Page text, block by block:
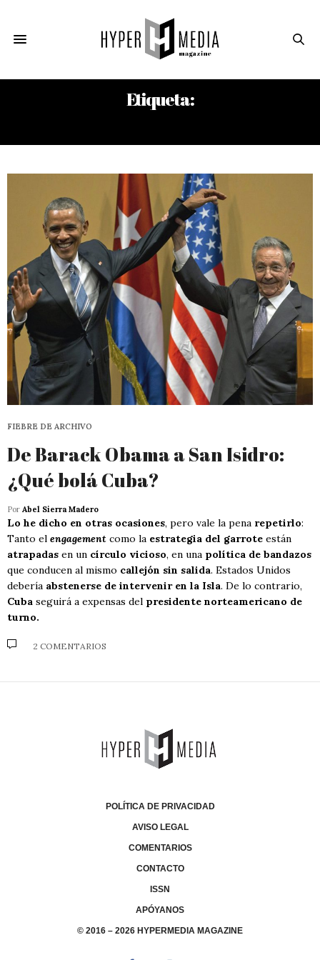
Etiqueta:
FIEBRE DE ARCHIVO
De Barack Obama a San Isidro:
¿Qué bolá Cuba?
Por Abel Sierra Madero
Lo he dicho en otras ocasiones, pero vale la pena repetirlo:
Tanto el engagement como la estrategia del garrote están
atrapadas en un círculo vicioso, en una política de bandazos
que conducen al mismo callejón sin salida. Estados Unidos
debería abstenerse de intervenir en la Isla. De lo contrario,
Cuba seguirá a expensas del presidente norteamericano de
turno.
2 COMENTARIOS
POLÍTICA DE PRIVACIDAD
AVISO LEGAL
COMENTARIOS
CONTACTO
ISSN
APÓYANOS
© 2016 – 2026 HYPERMEDIA MAGAZINE